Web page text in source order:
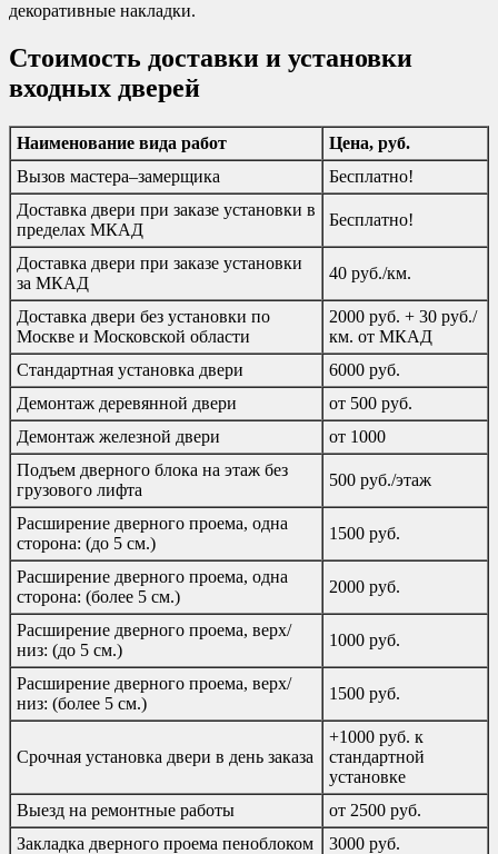
декоративные накладки.
Стоимость доставки и установки
входных дверей
Наименование вида работ
Цена, руб.
Вызов мастера–замерщика
Бесплатно!
Доставка двери при заказе установки в
пределах МКАД
Бесплатно!
Доставка двери при заказе установки
за МКАД
40 руб./км.
Доставка двери без установки по
Москве и Московской области
2000 руб. + 30 руб./
км. от МКАД
Стандартная установка двери
6000 руб.
Демонтаж деревянной двери
от 500 руб.
Демонтаж железной двери
от 1000
Подъем дверного блока на этаж без
грузового лифта
500 руб./этаж
Расширение дверного проема, одна
сторона: (до 5 см.)
1500 руб.
Расширение дверного проема, одна
сторона: (более 5 см.)
2000 руб.
Расширение дверного проема, верх/
низ: (до 5 см.)
1000 руб.
Расширение дверного проема, верх/
низ: (более 5 см.)
1500 руб.
Срочная установка двери в день заказа
+1000 руб. к
стандартной
установке
Выезд на ремонтные работы
от 2500 руб.
Закладка дверного проема пеноблоком
3000 руб.